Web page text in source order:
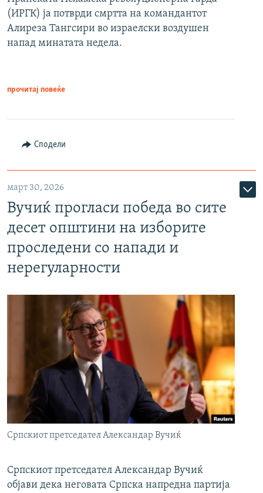
(ИРГК) ја потврди смртта на командантот
Алиреза Тангсири во израелски воздушен
напад минатата недела.
прочитај повеќе
Сподели
март 30, 2026
Вучиќ прогласи победа во сите
десет општини на изборите
проследени со напади и
нерегуларности
Српскиот претседател Александар Вучиќ
Српскиот претседател Александар Вучиќ
објави дека неговата Српска напредна партија